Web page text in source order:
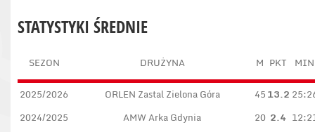
STATYSTYKI ŚREDNIE
SEZON DRUŻYNA M PKT MIN
2025/2026 ORLEN Zastal Zielona Góra 4513.2
2024/2025
AMW Arka Gdynia 20 2.4